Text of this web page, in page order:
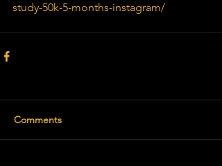
study-50k-5-months-instagram/
Comments